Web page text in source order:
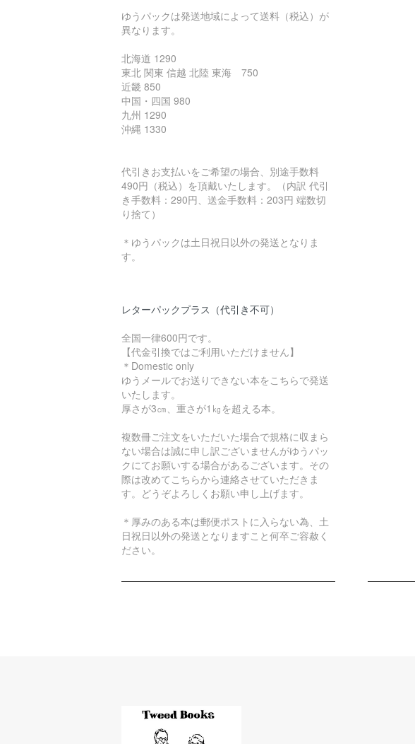
ゆうパックは発送地域によって送料（税込）が
異なります。
北海道 1290
東北 関東 信越 北陸 東海 750
近畿 850
中国・四国 980
九州 1290
沖縄 1330
代引きお支払いをご希望の場合、別途手数料
490円（税込）を頂戴いたします。（内訳 代引
き手数料：290円、送金手数料：203円 端数切
り捨て）
＊ゆうパックは土日祝日以外の発送となりま
す。
レターパックプラス（代引き不可）
全国一律600円です。
【代金引換ではご利用いただけません】
＊Domestic only
ゆうメールでお送りできない本をこちらで発送
いたします。
厚さが3㎝、重さが1㎏を超える本。
複数冊ご注文をいただいた場合で規格に収まら
ない場合は誠に申し訳ございませんがゆうパッ
クにてお願いする場合があるございます。その
際は改めてこちらから連絡させていただきま
す。どうぞよろしくお願い申し上げます。
＊厚みのある本は郵便ポストに入らない為、土
日祝日以外の発送となりますこと何卒ご容赦く
ださい。